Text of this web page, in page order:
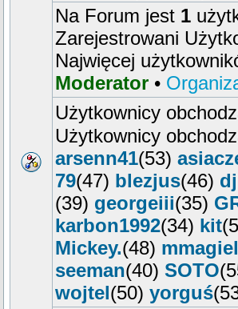
Na Forum jest 1
Zarejestrowani
Najwięcej
Moderator •
Użytkownicy
Użytkownicy
arsenn41(53)
79(47) blezjus(46)
(39) georgeiii(35)
karbon1992(34) kit
Mickey.(48) mmagiel
seeman(40) SOTO
wojtel(50) yorguś